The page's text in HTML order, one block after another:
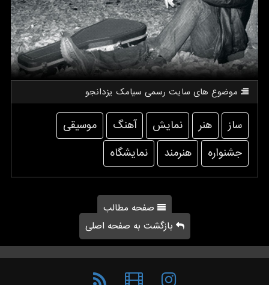
موضوع های سایت رسمی سیامك یزدانجو
ساز هنر نمایش آهنگ
موسیقی
جشنواره
هنرمند نمایشگاه
صفحه مطالب
بازگشت به صفحه اصلی